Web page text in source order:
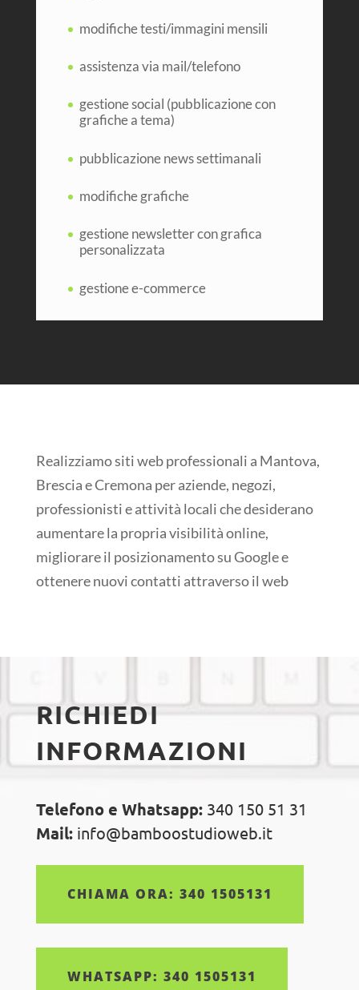
modifiche testi/immagini mensili
assistenza via mail/telefono
gestione social (pubblicazione con
grafiche a tema)
pubblicazione news settimanali
modifiche grafiche
gestione newsletter con grafica
personalizzata
gestione e-commerce
Realizziamo siti web professionali a Mantova,
Brescia e Cremona per aziende, negozi,
professionisti e attività locali che desiderano
aumentare la propria visibilità online,
migliorare il posizionamento su Google e
ottenere nuovi contatti attraverso il web
RICHIEDI
INFORMAZIONI
Telefono e Whatsapp:340 150 51 31
Mail:info@bamboostudioweb.it
CHIAMA ORA: 340 1505131
WHATSAPP: 340 1505131